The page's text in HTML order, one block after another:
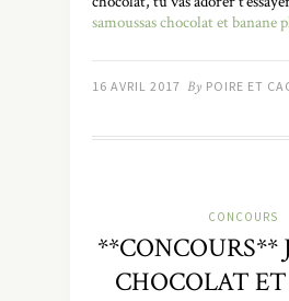
samoussas chocolat et banane
16 AVRIL 2017 By POIRE ET
CONCOURS
**CONCOURS**
CHOCOLAT